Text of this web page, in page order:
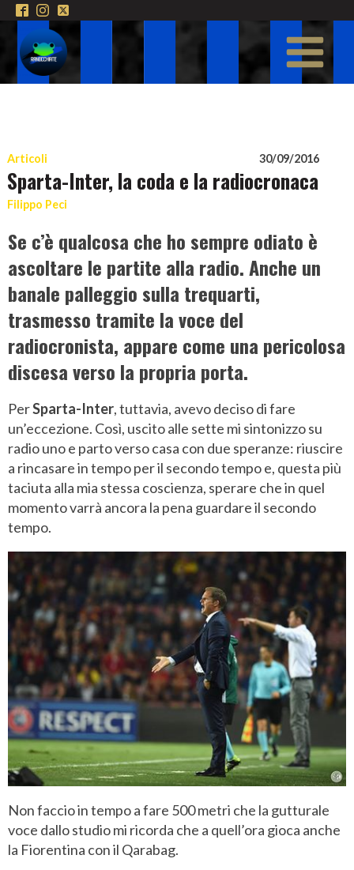
Articoli 30/09/2016
Sparta-Inter, la coda e la radiocronaca
Filippo Peci
Se c’è qualcosa che ho sempre odiato è
ascoltare le partite alla radio. Anche un
banale palleggio sulla trequarti,
trasmesso tramite la voce del
radiocronista, appare come una pericolosa
discesa verso la propria porta.
PerSparta-Inter, tuttavia, avevo deciso di fare
un’eccezione. Così, uscito alle sette mi sintonizzo su
radio uno e parto verso casa con due speranze: riuscire
a rincasare in tempo per il secondo tempo e, questa più
taciuta alla mia stessa coscienza, sperare che in quel
momento varrà ancora la pena guardare il secondo
tempo.
Non faccio in tempo a fare 500 metri che la gutturale
voce dallo studio mi ricorda che a quell’ora gioca anche
la Fiorentina con il Qarabag.